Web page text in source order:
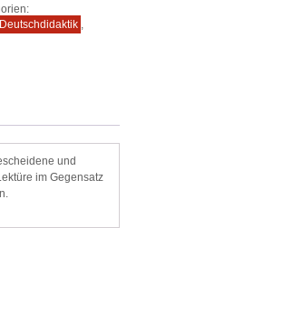
Deutschdidaktik
und
im Gegensatz